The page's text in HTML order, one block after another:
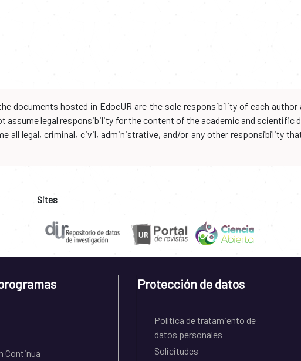
documents hosted in EdocUR are the sole responsibility of each
legal responsibility for the content of the academic and scientific
all legal, criminal, civil, administrative, and/or any other responsibility
Sites
Continua
Protección de datos
Política de tratamiento de
datos personales
Solicitudes